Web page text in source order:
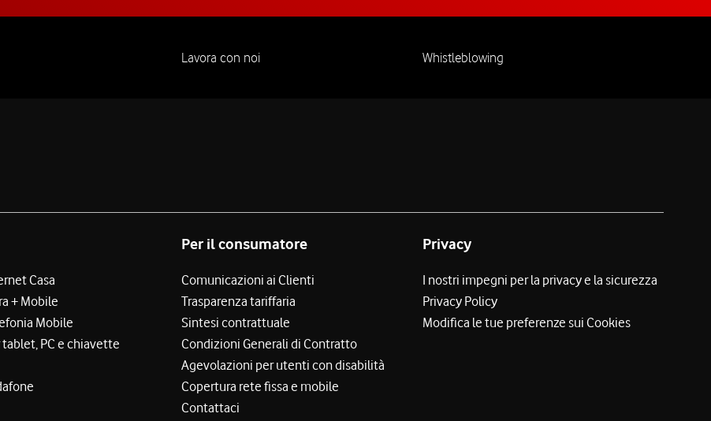
Lavora con noi Whistleblowing
Casa
+ Mobile
Mobile
PC e chiavette
Per il consumatore
Comunicazioni ai Clienti
Trasparenza tariffaria
Sintesi contrattuale
Condizioni Generali di Contratto
Agevolazioni per utenti con disabilità
Copertura rete fissa e mobile
Contattaci
Privacy
I nostri impegni per la privacy e la sicurezza
Privacy Policy
Modifica le tue preferenze sui Cookies